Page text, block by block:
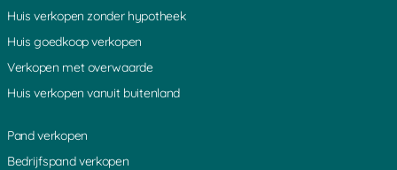
Huis verkopen zonder hypotheek
Huis goedkoop verkopen
Verkopen met overwaarde
Huis verkopen vanuit buitenland
Pand verkopen
Bedrijfspand verkopen